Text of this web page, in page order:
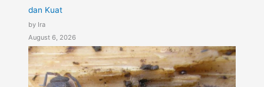
dan Kuat
by Ira
August 6, 2026